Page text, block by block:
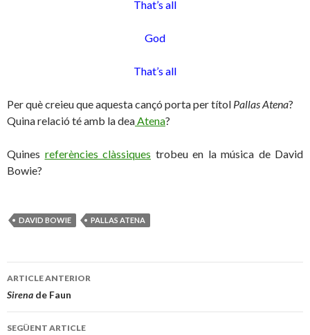
That’s all
God
That’s all
Per què creieu que aquesta cançó porta per títol Pallas Atena?
Quina relació té amb la deaAtena?
Quines referències clàssiques trobeu en la música de David
Bowie?
DAVID BOWIE PALLAS ATENA
Navegació
pels
ARTICLE ANTERIOR
Sirena de Faun
SEGÜENT ARTICLE